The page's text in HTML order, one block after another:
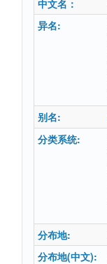
中文名：
异名:
别名:
分类系统:
分布地:
分布地(中文):